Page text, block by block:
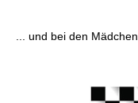
... und bei den Mädchen